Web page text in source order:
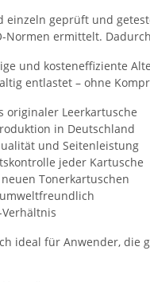
einzeln geprüft und
ermittelt.
und kosteneffiziente
entlastet – ohne
originaler Leerkartusche
in Deutschland
und Seitenleistung
jeder Kartusche
Tonerkartuschen
ideal für Anwender,